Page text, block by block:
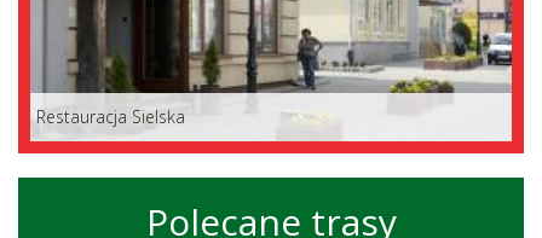
Restauracja Sielska
Polecane trasy